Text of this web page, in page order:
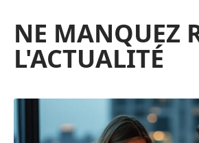
NE MANQUEZ
L'ACTUALITÉ